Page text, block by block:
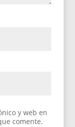
y web en
comente.